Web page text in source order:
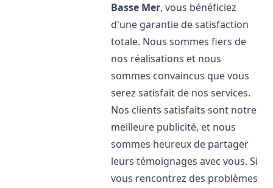
Basse Mer, vous bénéficiez
d'une garantie de satisfaction
totale. Nous sommes fiers de
nos réalisations et nous
sommes convaincus que vous
serez satisfait de nos services.
Nos clients satisfaits sont notre
meilleure publicité, et nous
sommes heureux de partager
leurs témoignages avec vous. Si
vous rencontrez des problèmes